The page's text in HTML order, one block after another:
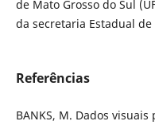
de Mato Grosso do Sul
da secretaria Estadual de
Referências
BANKS, M. Dados